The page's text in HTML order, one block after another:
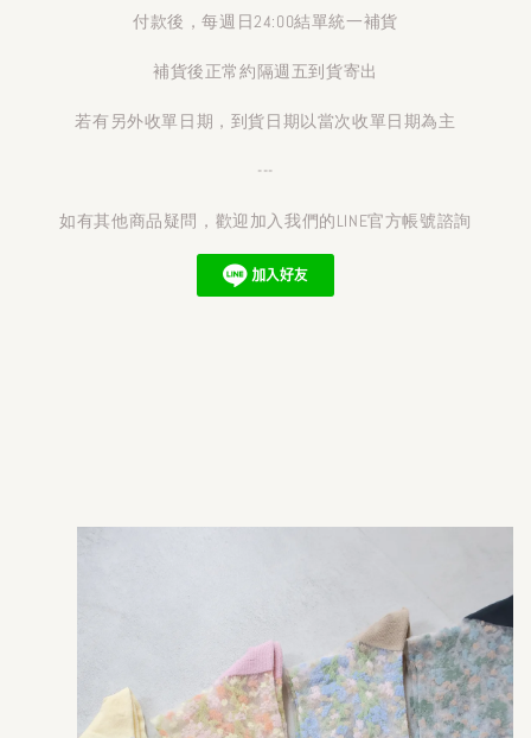
付款後，每週日24:00結單統一補貨
補貨後正常約隔週五到貨寄出
若有另外收單日期，到貨日期以當次收單日期為主
---
如有其他商品疑問，歡迎加入我們的LINE官方帳號諮詢